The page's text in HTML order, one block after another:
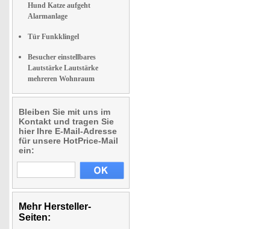
Hund Katze aufgeht
Alarmanlage
Tür Funkklingel
Besucher einstellbares
Lautstärke Lautstärke
mehreren Wohnraum
Bleiben Sie mit uns im
Kontakt und tragen Sie
hier Ihre E-Mail-Adresse
für unsere HotPrice-Mail
ein:
Mehr Hersteller-
Seiten: